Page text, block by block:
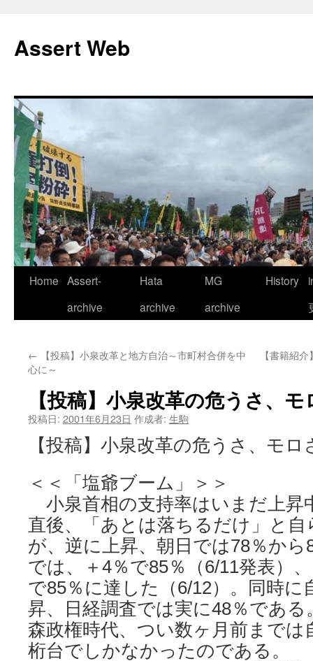
テ
ン
ス
キ
ッ
プ
Assert Web
Home Assert-
archive
Hata
archive
MG
archive
History
← 【投稿】小泉改革と地方自治～市町村合併を中
心に～
【書籍紹
【投稿】小泉改革の危うさ、モ
投稿日: 2001年6月23日 作成者: 生駒
【投稿】小泉改革の危うさ、モロ
＜＜「塩爺ブーム」＞＞
小泉首相の支持率はいまだ上昇
直後、「あとは落ちるだけ」と
が、逆に上昇、朝日では78％から
では、＋4％で85％（6/11発表）
で85％に達した（6/12）。同時に
昇、日経調査では実に48％であ
森政権時代、つい数ヶ月前までは
桁台でしかなかったのである。